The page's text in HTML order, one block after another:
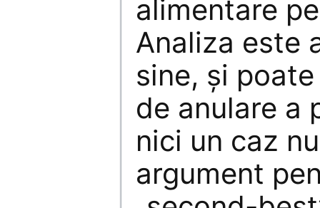
alimentare
Analiza este
sine, şi
de anulare a
nici un caz
argument